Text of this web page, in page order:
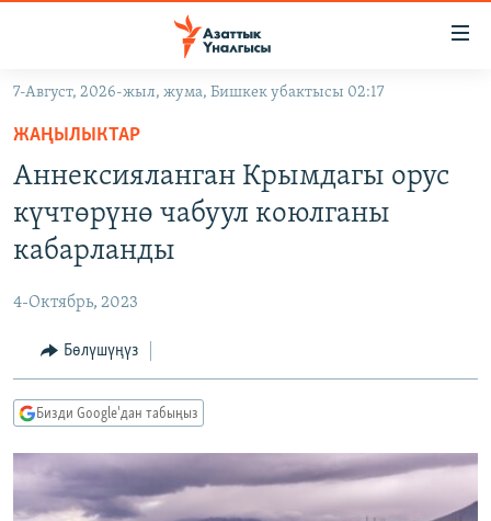
Навигацияга
өтүңүз
Издөөгө
салыңыз
САЯСАТ
МАДАНИЯТ
ДҮЙНӨ
УКРАИНА
ТВ ПРОГРАММАЛАР
БҮГҮН АЗАТТЫКТА
ДАНИСТЕ
ЭЖЕ-СИҢДИЛЕР
ПОДКАСТ
Русский
ОНЛАЙН ШЕРИНЕ
7-Август, 2026-жыл, жума, Бишкек убактысы 02:17
ЖАҢЫЛЫКТАР
Аннексияланган Крымдагы орус
күчтөрүнө чабуул коюлганы
кабарланды
4-Октябрь, 2023
Бөлүшүңүз
Бизди Google'дан табыңыз